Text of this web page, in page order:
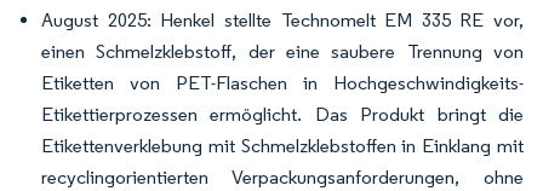
August 2025: Henkel stellte Technomelt EM 335 RE vor,
einen Schmelzklebstoff, der eine saubere Trennung von
Etiketten von PET-Flaschen in Hochgeschwindigkeits-
Etikettierprozessen ermöglicht. Das Produkt bringt die
Etikettenverklebung mit Schmelzklebstoffen in Einklang mit
recyclingorientierten Verpackungsanforderungen, ohne